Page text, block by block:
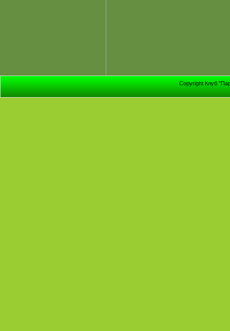
Copyright Клуб